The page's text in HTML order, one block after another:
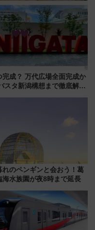
完成？ 万代広場全面完成か
スタ新潟構想まで徹底解
れのペンギンと会おう！葛
海水族園が夜8時まで延長